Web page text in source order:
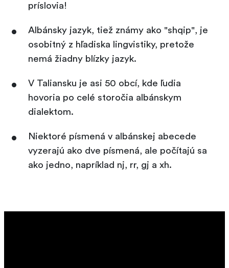
príslovia!
Albánsky jazyk, tiež známy ako "shqip", je
osobitný z hľadiska lingvistiky, pretože
nemá žiadny blízky jazyk.
V Taliansku je asi 50 obcí, kde ľudia
hovoria po celé storočia albánskym
dialektom.
Niektoré písmená v albánskej abecede
vyzerajú ako dve písmená, ale počítajú sa
ako jedno, napríklad nj, rr, gj a xh.